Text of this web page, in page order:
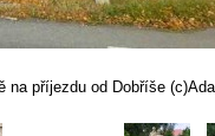
příjezdu od Dobříše